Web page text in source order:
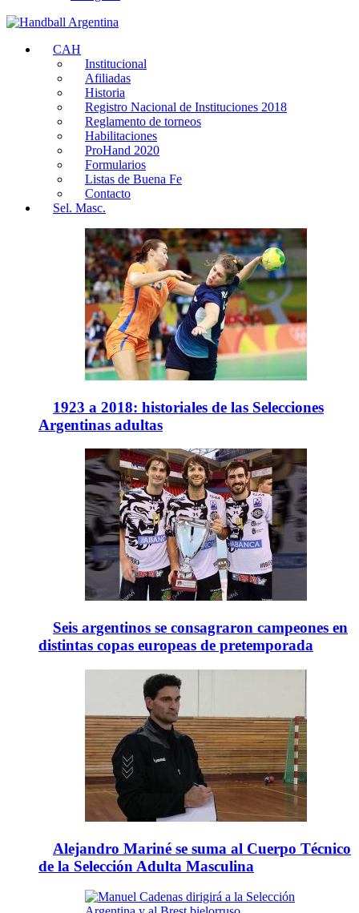
CAH
Institucional
Afiliadas
Historia
Registro Nacional de Instituciones 2018
Reglamento de torneos
Habilitaciones
ProHand 2020
Formularios
Listas de Buena Fe
Contacto
Sel. Masc.
1923 a 2018: historiales de las Selecciones
Argentinas adultas
Seis argentinos se consagraron campeones en
distintas copas europeas de pretemporada
Alejandro Mariné se suma al Cuerpo Técnico
de la Selección Adulta Masculina